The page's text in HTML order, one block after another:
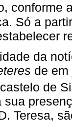
conforme
Só a
da
de
de
sua
Teresa,